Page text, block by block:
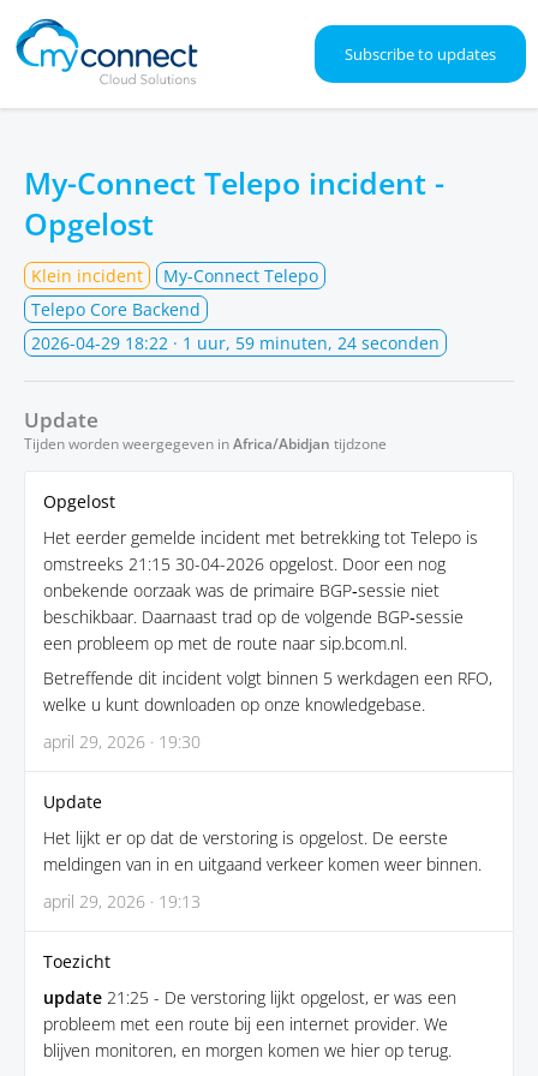
Subscribe to updates
My-Connect Telepo incident -
Opgelost
Klein incident
My-Connect Telepo
Telepo Core Backend
2026-04-29 18:22 · 1 uur, 59 minuten, 24 seconden
Update
Tijden worden weergegeven inAfrica/Abidjan tijdzone
Opgelost
Het eerder gemelde incident met betrekking tot Telepo is
omstreeks 21:15 30-04-2026 opgelost. Door een nog
onbekende oorzaak was de primaire BGP‑sessie niet
beschikbaar. Daarnaast trad op de volgende BGP‑sessie
een probleem op met de route naar sip.bcom.nl.
Betreffende dit incident volgt binnen 5 werkdagen een RFO,
welke u kunt downloaden op onze knowledgebase.
april 29, 2026 · 19:30
Update
Het lijkt er op dat de verstoring is opgelost. De eerste
meldingen van in en uitgaand verkeer komen weer binnen.
april 29, 2026 · 19:13
Toezicht
update 21:25 - De verstoring lijkt opgelost, er was een
probleem met een route bij een internet provider. We
blijven monitoren, en morgen komen we hier op terug.